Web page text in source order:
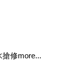
搶修more...